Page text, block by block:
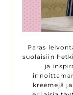
Paras
suolaisiin
ja
kreemejä